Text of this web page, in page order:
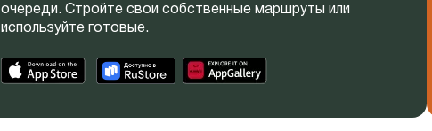
очереди. Стройте свои собственные маршруты или
используйте готовые.